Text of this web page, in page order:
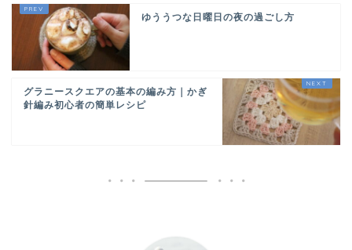
ゆううつな日曜日の夜の過ごし方
グラニースクエアの基本の編み方｜かぎ
針編み初心者の簡単レシピ